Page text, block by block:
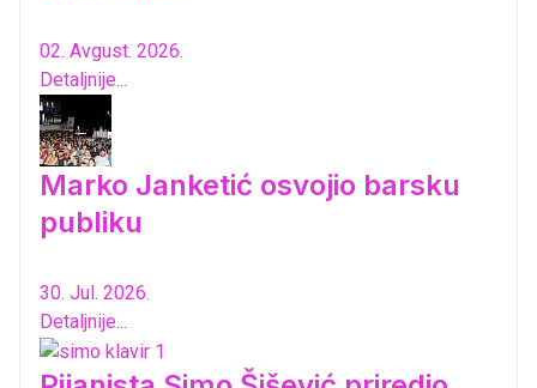
02. Avgust. 2026.
Detaljnije...
Marko Janketić osvojio barsku
publiku
30. Jul. 2026.
Detaljnije...